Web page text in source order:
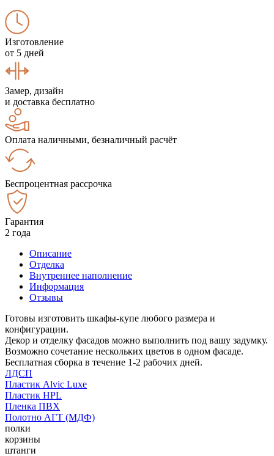
Изготовление
от 5 дней
Замер, дизайн
и доставка бесплатно
Оплата наличными, безналичный расчёт
Беспроцентная рассрочка
Гарантия
2 года
Описание
Отделка
Внутреннее наполнение
Информация
Отзывы
Готовы изготовить шкафы-купе любого размера и
конфигурации.
Декор и отделку фасадов можно выполнить под вашу задумку.
Возможно сочетание нескольких цветов в одном фасаде.
Бесплатная сборка в течение 1-2 рабочих дней.
ЛДСП
Пластик Alvic Luxe
Пластик HPL
Пленка ПВХ
Полотно АГТ (МДФ)
полки
корзины
штанги